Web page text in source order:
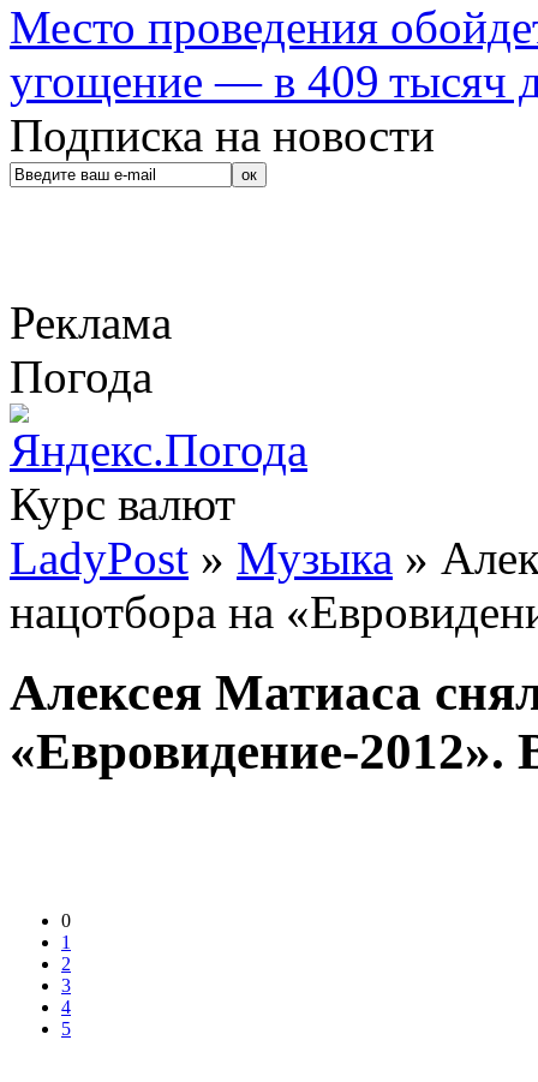
Место проведения
угощение — в 409 тысяч
Подписка на новости
Реклама
Погода
Курс валют
LadyPost » Музыка »
нацотбора на
Алексея Матиаса
«Евровидение-2012».
0
1
2
3
4
5